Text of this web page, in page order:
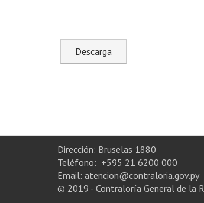
Dirección: Bruselas 1880
Teléfono: +595 21 6200 000
Email: atencion@contraloria.gov.py
© 2019 - Contraloría General de la